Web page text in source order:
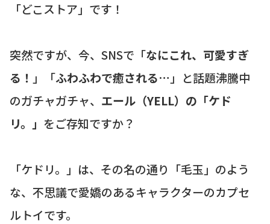
「どこストア」です！
突然ですが、今、SNSで「なにこれ、可愛すぎ
る！ 」「ふわふわで癒される… 」と話題沸騰中
のガチャガチャ、 エール（YELL）の「ケド
リ。」 をご存知ですか？
「ケドリ。」は、その名の通り「毛玉」のよう
な、不思議で愛嬌のあるキャラクターのカプセ
ルトイです。